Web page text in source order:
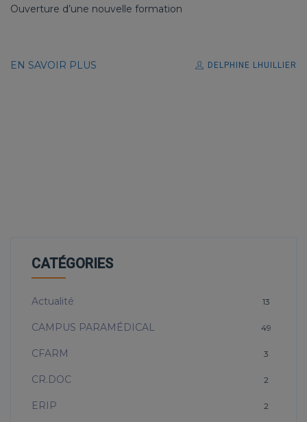
Ouverture d’une nouvelle formation
EN SAVOIR PLUS DELPHINE LHUILLIER
CATÉGORIES
Actualité 13
CAMPUS PARAMÉDICAL 49
CFARM 3
CR.DOC 2
ERIP 2